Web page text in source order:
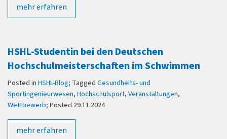
mehr erfahren
HSHL-Studentin bei den Deutschen
Hochschulmeisterschaften im Schwimmen
Posted in HSHL-Blog; Tagged Gesundheits- und
Sportingenieurwesen, Hochschulsport, Veranstaltungen,
Wettbewerb; Posted 29.11.2024
mehr erfahren